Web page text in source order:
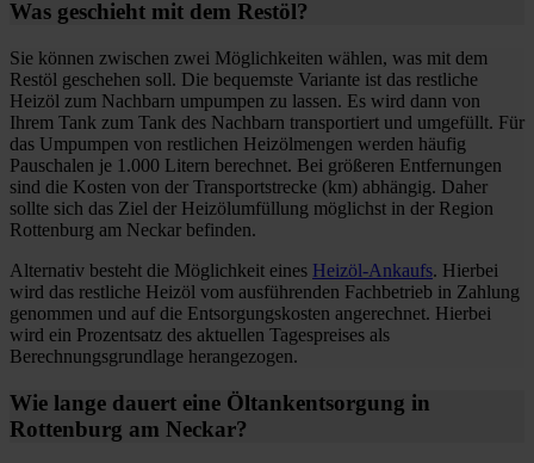
Was geschieht mit dem Restöl?
Sie können zwischen zwei Möglichkeiten wählen, was mit dem
Restöl geschehen soll. Die bequemste Variante ist das restliche
Heizöl zum Nachbarn umpumpen zu lassen. Es wird dann von
Ihrem Tank zum Tank des Nachbarn transportiert und umgefüllt. Für
das Umpumpen von restlichen Heizölmengen werden häufig
Pauschalen je 1.000 Litern berechnet. Bei größeren Entfernungen
sind die Kosten von der Transportstrecke (km) abhängig. Daher
sollte sich das Ziel der Heizölumfüllung möglichst in der Region
Rottenburg am Neckar befinden.
Alternativ besteht die Möglichkeit eines Heizöl-Ankaufs. Hierbei
wird das restliche Heizöl vom ausführenden Fachbetrieb in Zahlung
genommen und auf die Entsorgungskosten angerechnet. Hierbei
wird ein Prozentsatz des aktuellen Tagespreises als
Berechnungsgrundlage herangezogen.
Wie lange dauert eine Öltankentsorgung in
Rottenburg am Neckar?